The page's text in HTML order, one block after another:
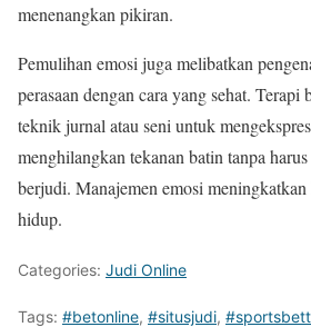
menenangkan pikiran.
Pemulihan emosi juga melibatkan
perasaan dengan cara yang sehat. Terapi
teknik jurnal atau seni untuk
menghilangkan tekanan batin tanpa
berjudi. Manajemen emosi
hidup.
Categories: Judi Online
Tags: #betonline, #situsjudi,